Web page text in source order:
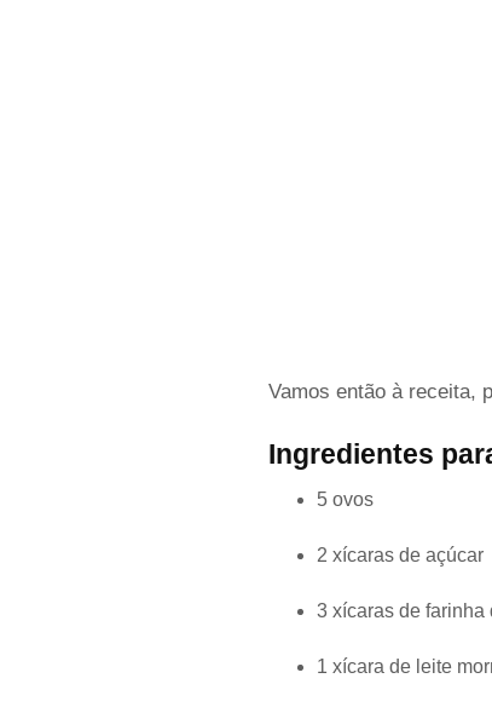
Vamos então à receita,
Ingredientes
5 ovos
2 xícaras de açúcar
3 xícaras de farinha
1 xícara de leite